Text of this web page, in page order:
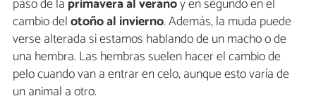
cambio delotoño al invierno. Además, la muda puede
verse alterada si estamos hablando de un macho o de
una hembra. Las hembras suelen hacer el cambio de
pelo cuando van a entrar en celo, aunque esto varía de
un animal a otro.